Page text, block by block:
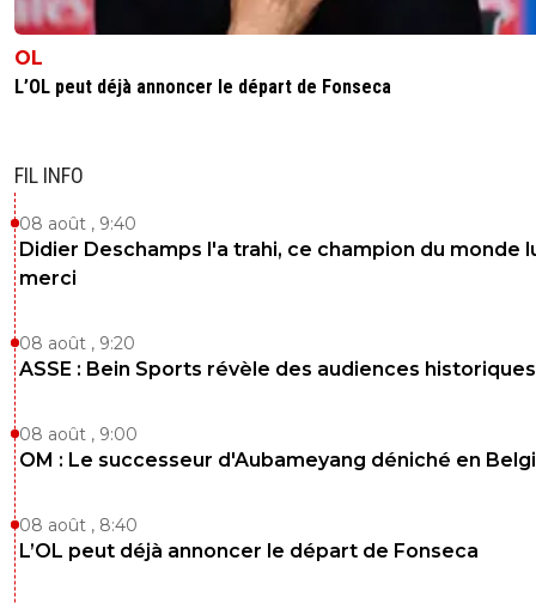
OL
L’OL peut déjà annoncer le départ de Fonseca
FIL INFO
08 août , 9:40
Didier Deschamps l'a trahi, ce champion du monde
merci
08 août , 9:20
ASSE : Bein Sports révèle des audiences historiques
08 août , 9:00
OM : Le successeur d'Aubameyang déniché en
08 août , 8:40
L’OL peut déjà annoncer le départ de Fonseca